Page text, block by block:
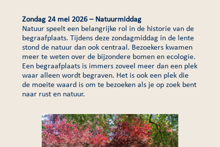
Zondag 24 mei 2026 – Natuurmiddag
Natuur speelt een belangrijke rol in de historie van de
begraafplaats. Tijdens deze zondagmiddag in de lente
stond de natuur dan ook centraal. Bezoekers kwamen
meer te weten over de bijzondere bomen en ecologie.
Een begraafplaats is immers zoveel meer dan een plek
waar alleen wordt begraven. Het is ook een plek die
de moeite waard is om te bezoeken als je op zoek bent
naar rust en natuur.